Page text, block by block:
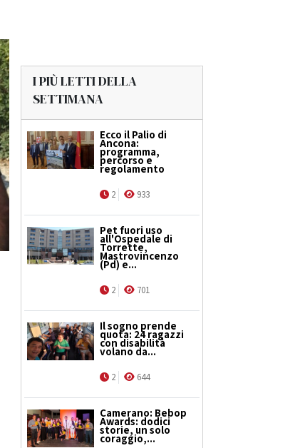
I PIÙ LETTI DELLA
SETTIMANA
Ecco il Palio di
Ancona:
programma,
percorso e
regolamento
2 933
Pet fuori uso
all'Ospedale di
Torrette,
Mastrovincenzo
(Pd) e...
2 701
Il sogno prende
quota: 24 ragazzi
con disabilità
volano da...
2 644
Camerano: Bebop
Awards: dodici
storie, un solo
coraggio,...